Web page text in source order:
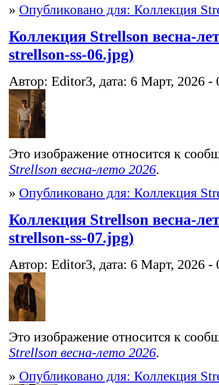
» Опубликовано для: Коллекция
Коллекция Strellson весна-
strellson-ss-06.jpg)
Автор: Editor3, дата: 6 Март, 2026 -
Это изображение относится к
Strellson весна-лето 2026.
» Опубликовано для: Коллекция
Коллекция Strellson весна-
strellson-ss-07.jpg)
Автор: Editor3, дата: 6 Март, 2026 -
Это изображение относится к
Strellson весна-лето 2026.
» Опубликовано для: Коллекция